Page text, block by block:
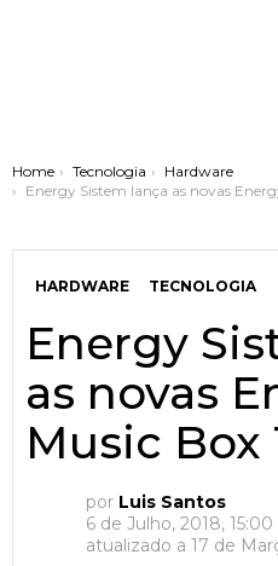
You are here:
Home Tecnologia
Hardware
Energy Sistem lança as novas
HARDWARE TECNOLOGIA
Energy
as novas
Music Box
por Luis Santos
6 de Julho, 2018, 15:00
atualizado a 17 de